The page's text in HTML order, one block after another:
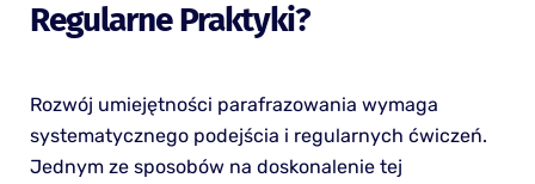
Regularne Praktyki?
Rozwój umiejętności parafrazowania wymaga
systematycznego podejścia i regularnych ćwiczeń.
Jednym ze sposobów na doskonalenie tej